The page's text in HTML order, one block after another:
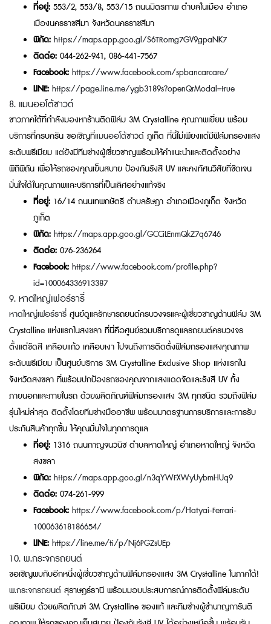
ที่อยู่: 553/2, 553/8, 553/15 ถนนมิตรภาพ ตำบลในเมือง อำเภอ
เมืองนครราชสีมา จังหวัดนครราชสีมา
พิกัด: https://maps.app.goo.gl/S6TRomg7GV9gpaNK7
ติดต่อ: 044-262-941, 086-441-7567
Facebook: https://www.facebook.com/spbancarcare/
LINE: https://page.line.me/ygb3189s?openQrModal=true
8. แมนออโต้ซาวด์
ชาวภาคใต้ที่กำลังมองหาร้านติดฟิล์ม 3M Crystalline คุณภาพเยี่ยม พร้อม
บริการที่ครบครัน ขอเชิญที่แมนออโต้ซาวด์ ภูเก็ต ที่นี่ไม่เพียงแต่มีฟิล์มกรองแสง
ระดับพรีเมียม แต่ยังมีทีมช่างผู้เชี่ยวชาญพร้อมให้คำแนะนำและติดตั้งอย่าง
พิถีพิถัน เพื่อให้รถของคุณเย็นสบาย ป้องกันรังสี UV และคงทัศนวิสัยที่ชัดเจน
มั่นใจได้ในคุณภาพและบริการที่เป็นเลิศอย่างแท้จริง
ที่อยู่: 16/14 ถนนเทพกษัตรี ตำบลรัษฎา อำเภอเมืองภูเก็ต จังหวัด
ภูเก็ต
พิกัด: https://maps.app.goo.gl/GCCiLEnmQkZ7q6746
ติดต่อ: 076-236264
Facebook: https://www.facebook.com/profile.php?
id=100064336913387
9. หาดใหญ่เฟอร์รารี่
หาดใหญ่เฟอร์รารี่ ศูนย์ดูแลรักษารถยนต์ครบวงจรและผู้เชี่ยวชาญด้านฟิล์ม 3M
Crystalline แห่งแรกในสงขลา ที่นี่คือศูนย์รวมบริการดูแลรถยนต์ครบวงจร
ตั้งแต่ขัดสี เคลือบแก้ว เคลือบเงา ไปจนถึงการติดตั้งฟิล์มกรองแสงคุณภาพ
ระดับพรีเมียม เป็นศูนย์บริการ 3M Crystalline Exclusive Shop แห่งแรกใน
จังหวัดสงขลา ที่พร้อมปกป้องรถของคุณจากแสงแดดจัดและรังสี UV ทั้ง
ภายนอกและภายในรถ ด้วยผลิตภัณฑ์ฟิล์มกรองแสง 3M ทุกชนิด รวมถึงฟิล์ม
รุ่นใหม่ล่าสุด ติดตั้งโดยทีมช่างมืออาชีพ พร้อมมาตรฐานการบริการและการรับ
ประกันสินค้าทุกชิ้น ให้คุณมั่นใจในทุกการดูแล
ที่อยู่: 1316 ถนนกาญจนวนิช ตำบลหาดใหญ่ อำเภอหาดใหญ่ จังหวัด
สงขลา
พิกัด: https://maps.app.goo.gl/n3qYWFXWyUybmHUq9
ติดต่อ: 074-261-999
Facebook: https://www.facebook.com/p/Hatyai-Ferrari-
100063618186654/
LINE: https://line.me/ti/p/Nj6PGZsUEp
10. พ.กระจกรถยนต์
ขอเชิญพบกับอีกหนึ่งผู้เชี่ยวชาญด้านฟิล์มกรองแสง 3M Crystalline ในภาคใต้!
พ.กระจกรถยนต์ สุราษฎร์ธานี พร้อมมอบประสบการณ์การติดตั้งฟิล์มระดับ
พรีเมียม ด้วยผลิตภัณฑ์ 3M Crystalline ของแท้ และทีมช่างผู้ชำนาญการันตี